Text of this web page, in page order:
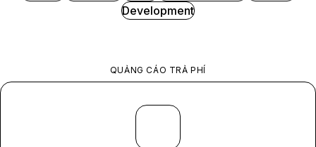
Development
QUẢNG CÁO TRẢ PHÍ